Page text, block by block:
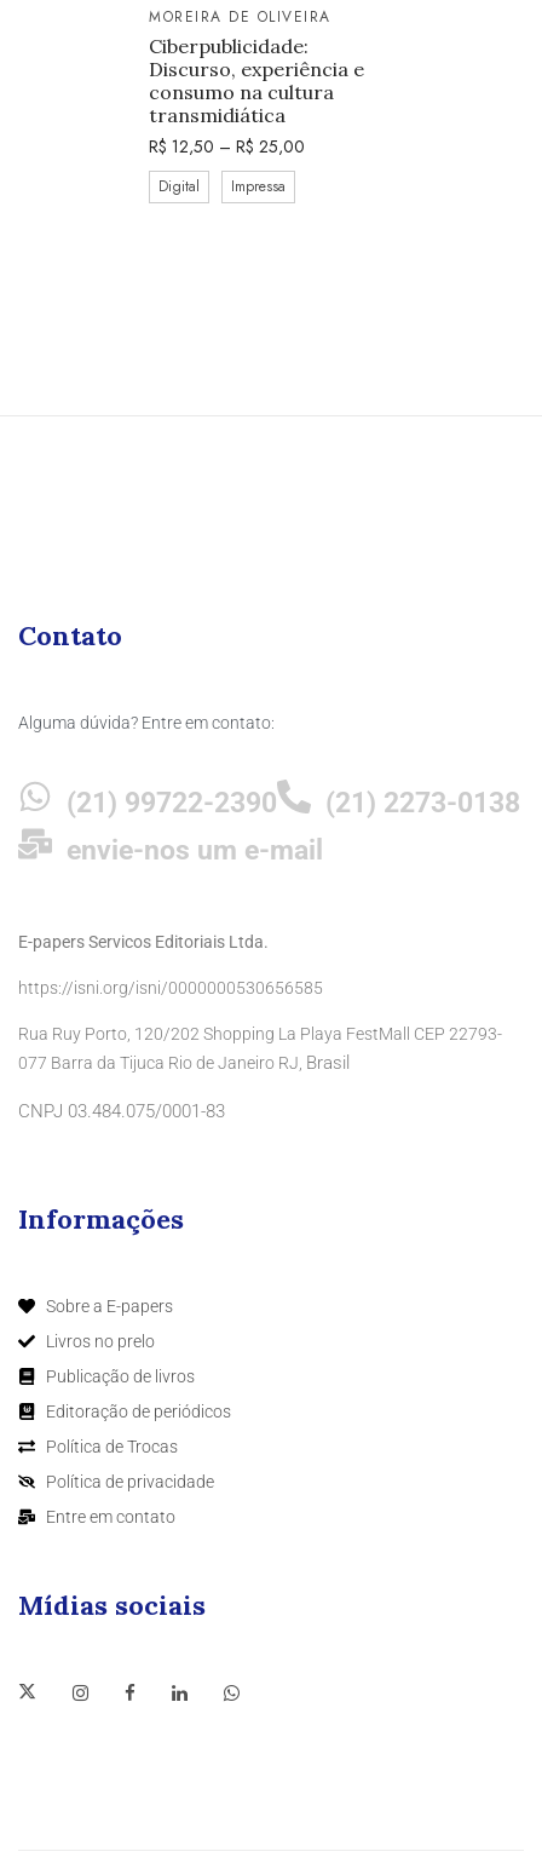
MOREIRA DE OLIVEIRA
Ciberpublicidade:
Discurso, experiência e
consumo na cultura
transmidiática
R$ 12,50 – R$ 25,00
Digital Impressa
Contato
Alguma dúvida? Entre em contato:
(21) 99722-2390
(21) 2273-0138
envie-nos um e-mail
E-papers Servicos Editoriais Ltda.
https://isni.org/isni/0000000530656585
Rua Ruy Porto, 120/202 Shopping La Playa FestMall CEP 22793-
077 Barra da Tijuca Rio de Janeiro RJ, Brasil
CNPJ 03.484.075/0001-83
Informações
Sobre a E-papers
Livros no prelo
Publicação de livros
Editoração de periódicos
Política de Trocas
Política de privacidade
Entre em contato
Mídias sociais